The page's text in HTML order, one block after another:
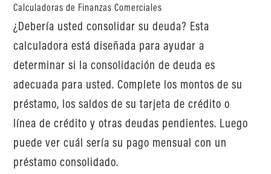
Calculadoras de Finanzas Comerciales
¿Debería usted consolidar su deuda? Esta
calculadora está diseñada para ayudar a
determinar si la consolidación de deuda es
adecuada para usted. Complete los montos de su
préstamo, los saldos de su tarjeta de crédito o
línea de crédito y otras deudas pendientes. Luego
puede ver cuál sería su pago mensual con un
préstamo consolidado.